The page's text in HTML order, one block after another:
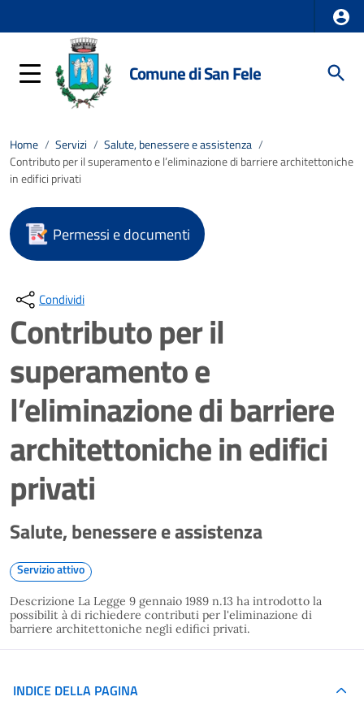
Comune di San Fele
Home / Servizi / Salute, benessere e assistenza /
Contributo per il superamento e l’eliminazione di barriere architettoniche
in edifici privati
Permessi e documenti
Condividi
Contributo per il
superamento e
l’eliminazione di barriere
architettoniche in edifici
privati
Salute, benessere e assistenza
Servizio attivo
Descrizione La Legge 9 gennaio 1989 n.13 ha introdotto la
possibilit à di richiedere contributi per l'eliminazione di
barriere architettoniche negli edifici privati.
INDICE DELLA PAGINA